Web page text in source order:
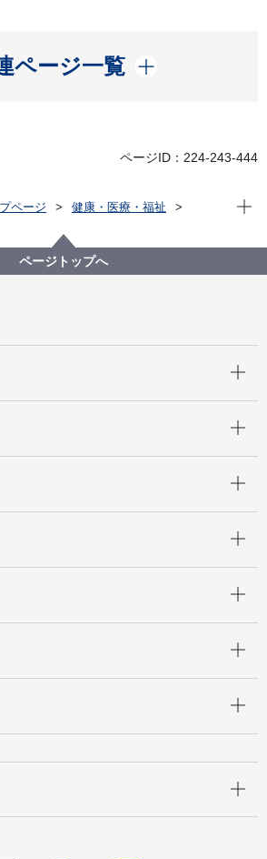
ページ一覧
開く
ページID：224-243-444
ページ
健康・医療・福祉
現在
ページトップへ